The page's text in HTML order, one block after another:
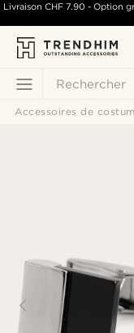
Rechercher
Livraison CHF 7.90- Option
Accessoires de